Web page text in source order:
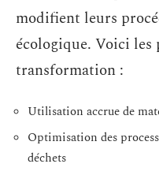
modifient leurs
écologique. Voici les
transformation :
Utilisation accrue de
Optimisation des
déchets